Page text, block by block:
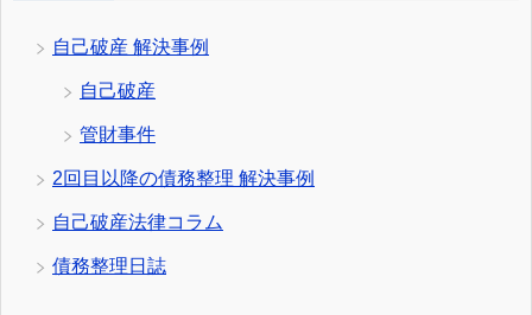
自己破産 解決事例
自己破産
管財事件
2回目以降の債務整理 解決事例
自己破産法律コラム
債務整理日誌